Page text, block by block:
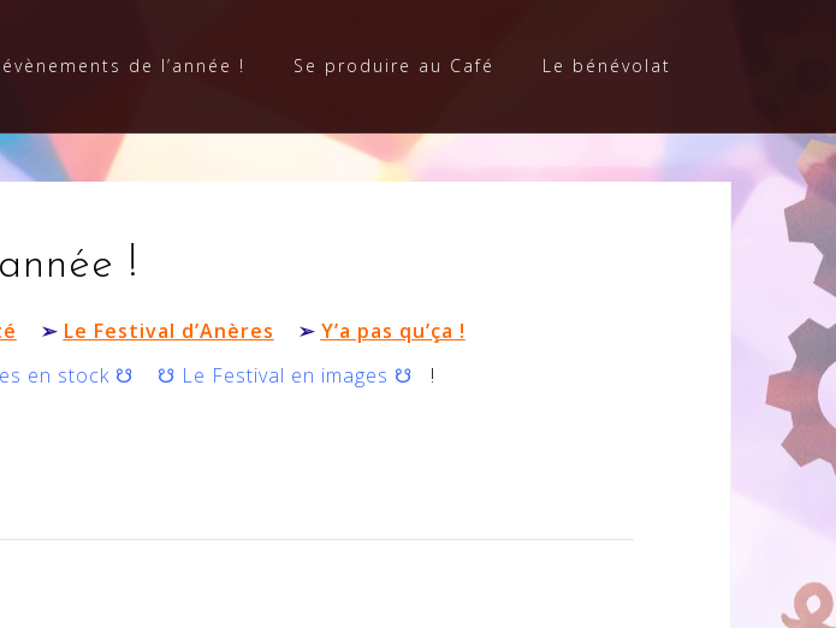
de l’année ! Se produire au Café Le bénévolat
!
➢ Le Festival d’Anères ➢ Y’a pas qu’ça !
en stock☋ ☋ Le Festival en images ☋ !